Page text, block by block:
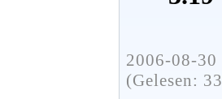
2006-08-
(Gelesen: